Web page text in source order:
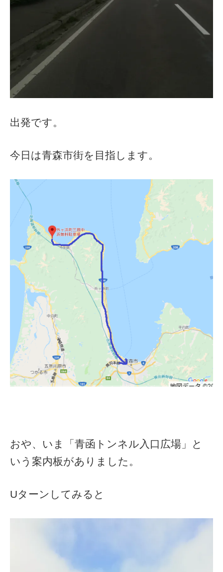
出発です。
今日は青森市街を目指します。
おや、いま「青函トンネル入口広場」と
いう案内板がありました。
Uターンしてみると